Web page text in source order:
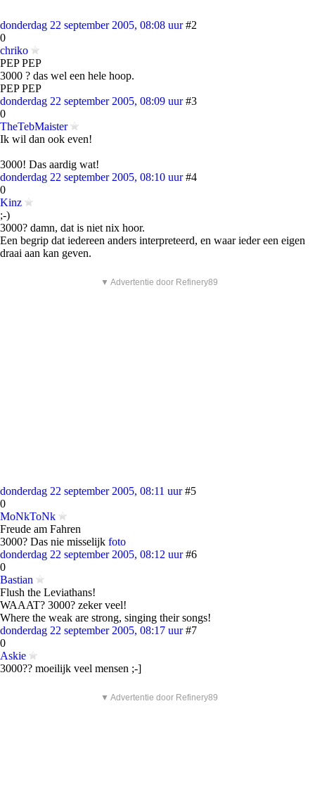
donderdag 22 september 2005, 08:08 uur #2
0
chriko
PEP PEP
3000 ? das wel een hele hoop.
PEP PEP
donderdag 22 september 2005, 08:09 uur #3
0
TheTebMaister
Ik wil dan ook even!
3000! Das aardig wat!
donderdag 22 september 2005, 08:10 uur #4
0
Kinz
;-)
3000? damn, dat is niet nix hoor.
Een begrip dat iedereen anders interpreteerd, en waar ieder een eigen
draai aan kan geven.
▼ Advertentie door Refinery89
donderdag 22 september 2005, 08:11 uur #5
0
MoNkToNk
Freude am Fahren
3000? Das nie misselijk foto
donderdag 22 september 2005, 08:12 uur #6
0
Bastian
Flush the Leviathans!
WAAAT? 3000? zeker veel!
Where the weak are strong, singing their songs!
donderdag 22 september 2005, 08:17 uur #7
0
Askie
3000?? moeilijk veel mensen ;-]
▼ Advertentie door Refinery89